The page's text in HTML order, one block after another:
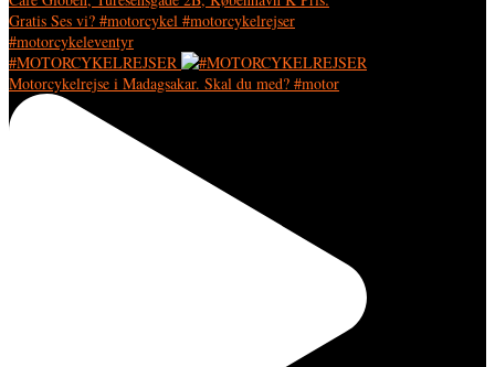
#MOTORCYKELREJSER
Motorcykelrejse i Madagsakar. Skal du med? #motor